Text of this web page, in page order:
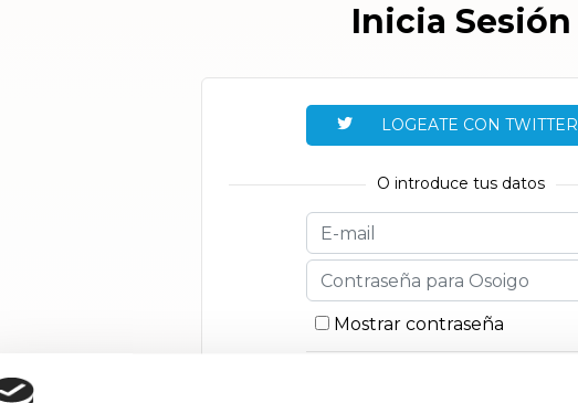
Inicia Sesión
LOGEATE CON TWITTER
O introduce tus datos
Mostrar contraseña